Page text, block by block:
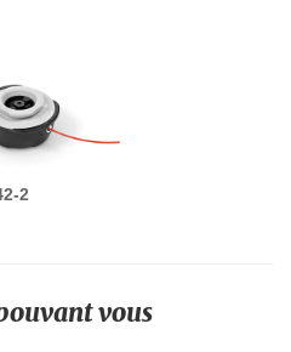
2
vous